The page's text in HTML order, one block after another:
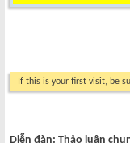
If this is your first visit, be
Diễn đàn: Thảo luận